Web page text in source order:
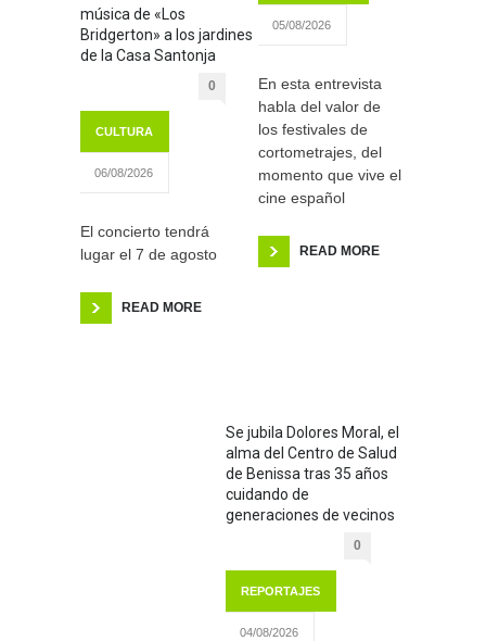
música de «Los
Bridgerton» a los jardines
de la Casa Santonja
0
CULTURA
06/08/2026
El concierto tendrá
lugar el 7 de agosto
READ MORE
05/08/2026
En esta entrevista
habla del valor de
los festivales de
cortometrajes, del
momento que vive el
cine español
READ MORE
Se jubila Dolores Moral, el
alma del Centro de Salud
de Benissa tras 35 años
cuidando de
generaciones de vecinos
0
REPORTAJES
04/08/2026